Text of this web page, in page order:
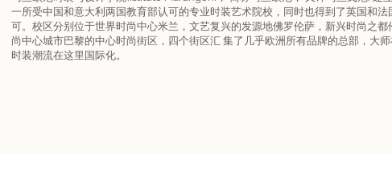
一所受中国和意大利两国教育部认可的专业时装艺术院校，同时也得到了英国和法
可。校区分别位于世界时尚中心米兰，文艺复兴的发源地佛罗伦萨，新兴时尚之都
尚中心城市巴黎的中心时尚街区，四个街区汇 集了几乎欧洲所有品牌的总部，大师
时装潮流在这里国际化。